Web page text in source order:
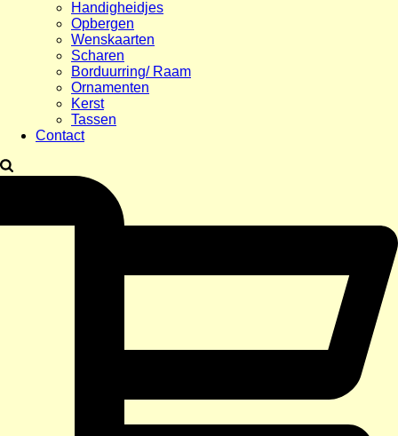
Handigheidjes
Opbergen
Wenskaarten
Scharen
Borduurring/ Raam
Ornamenten
Kerst
Tassen
Contact